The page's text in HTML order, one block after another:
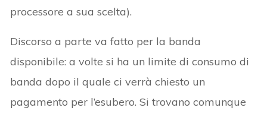
processore a sua scelta).
Discorso a parte va fatto per la banda
disponibile: a volte si ha un limite di consumo di
banda dopo il quale ci verrà chiesto un
pagamento per l’esubero. Si trovano comunque